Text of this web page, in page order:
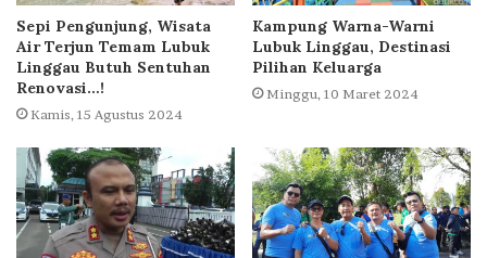
Sepi Pengunjung, Wisata
Air Terjun Temam Lubuk
Linggau Butuh Sentuhan
Renovasi…!
Kamis, 15 Agustus 2024
Kampung Warna-Warni
Lubuk Linggau, Destinasi
Pilihan Keluarga
Minggu, 10 Maret 2024